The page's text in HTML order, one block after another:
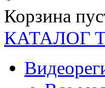
Корзина
КАТАЛОГ